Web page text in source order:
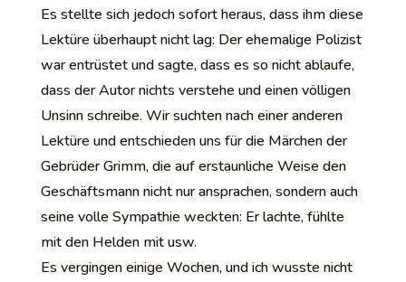
Es stellte sich jedoch sofort heraus, dass ihm diese
Lektüre überhaupt nicht lag: Der ehemalige Polizist
war entrüstet und sagte, dass es so nicht ablaufe,
dass der Autor nichts verstehe und einen völligen
Unsinn schreibe. Wir suchten nach einer anderen
Lektüre und entschieden uns für die Märchen der
Gebrüder Grimm, die auf erstaunliche Weise den
Geschäftsmann nicht nur ansprachen, sondern auch
seine volle Sympathie weckten: Er lachte, fühlte
mit den Helden mit usw.
Es vergingen einige Wochen, und ich wusste nicht